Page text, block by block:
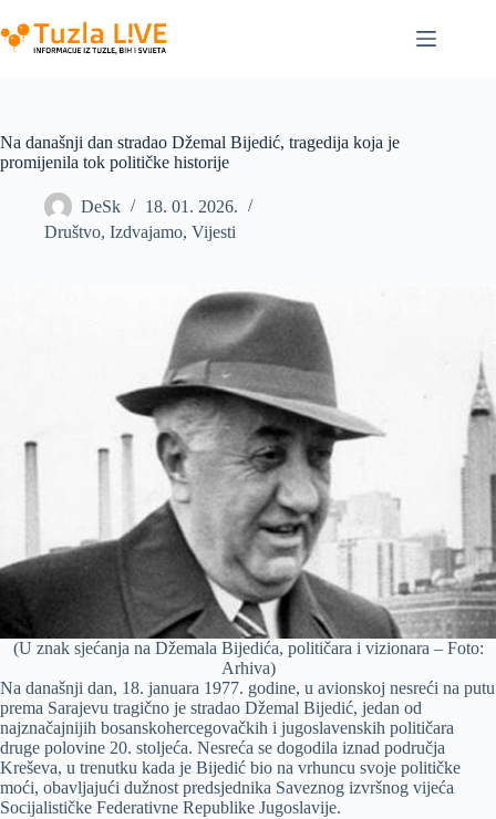
to
content
Na današnji dan stradao Džemal Bijedić, tragedija koja je
promijenila tok političke historije
DeSk
18. 01. 2026.
Društvo, Izdvajamo, Vijesti
(U znak sjećanja na Džemala Bijedića, političara i vizionara – Foto:
Arhiva)
Na današnji dan, 18. januara 1977. godine, u avionskoj nesreći na putu
prema Sarajevu tragično je stradao Džemal Bijedić, jedan od
najznačajnijih bosanskohercegovačkih i jugoslavenskih političara
druge polovine 20. stoljeća. Nesreća se dogodila iznad područja
Kreševa, u trenutku kada je Bijedić bio na vrhuncu svoje političke
moći, obavljajući dužnost predsjednika Saveznog izvršnog vijeća
Socijalističke Federativne Republike Jugoslavije.